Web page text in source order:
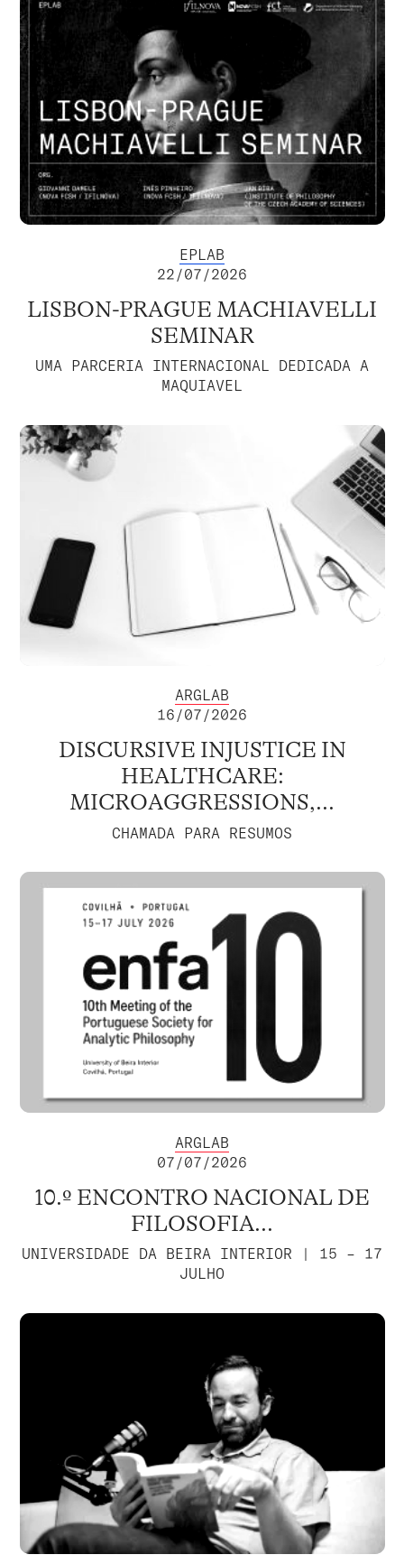
EPLAB
22/07/2026
LISBON-PRAGUE MACHIAVELLI
SEMINAR
UMA PARCERIA INTERNACIONAL DEDICADA A
MAQUIAVEL
ARGLAB
16/07/2026
DISCURSIVE INJUSTICE IN
HEALTHCARE:
MICROAGGRESSIONS,...
CHAMADA PARA RESUMOS
ARGLAB
07/07/2026
10.º ENCONTRO NACIONAL DE
FILOSOFIA...
UNIVERSIDADE DA BEIRA INTERIOR | 15 – 17
JULHO